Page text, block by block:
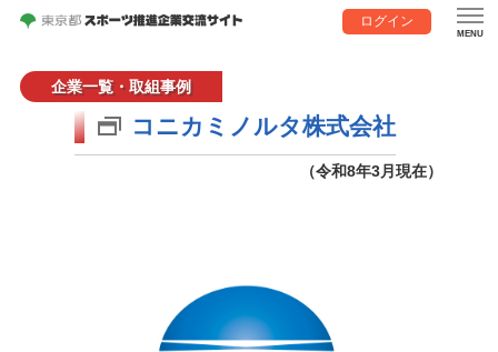
ログイン
企業一覧・取組事例
コニカミノルタ株式会社
（令和8年3月現在）